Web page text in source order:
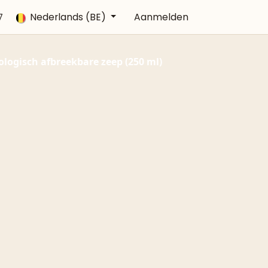
vragen Afspraak Contact
Nederlands (BE) Aanmelden
afbreekbare zeep (250 ml)